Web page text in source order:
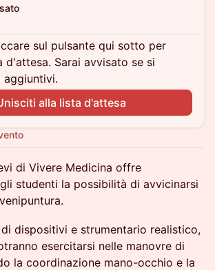
sul pulsante qui sotto per
d'attesa. Sarai avvisato se si
aggiuntivi.
alla lista d'attesa
di Vivere Medicina offre
studenti la possibilità di avvicinarsi
di dispositivi e strumentario realistico,
esercitarsi nelle manovre di
la coordinazione mano-occhio e la